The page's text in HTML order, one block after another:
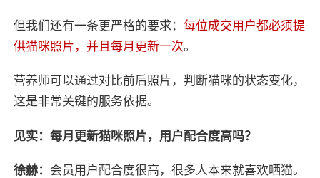
但我们还有一条更严格的要求：每位成交用户都必须提
供猫咪照片，并且每月更新一次。
营养师可以通过对比前后照片，判断猫咪的状态变化，
这是非常关键的服务依据。
见实：每月更新猫咪照片，用户配合度高吗？
徐赫： 会员用户配合度很高，很多人本来就喜欢晒猫。